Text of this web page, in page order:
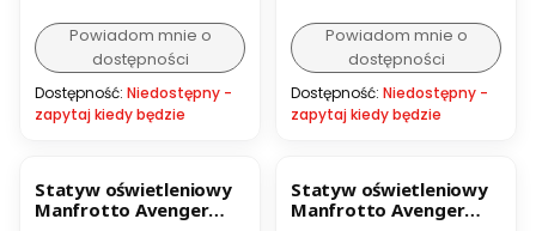
Powiadom mnie o
dostępności
Dostępność: Niedostępny -
zapytaj kiedy będzie
Powiadom mnie o
dostępności
Dostępność: Niedostępny -
zapytaj kiedy będzie
Statyw oświetleniowy
Manfrotto Avenger
Statyw oświetleniowy
Manfrotto Avenger